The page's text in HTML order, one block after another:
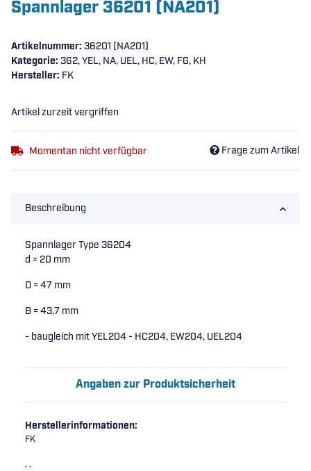
Spannlager 36201 (NA201)
Artikelnummer: 36201 (NA201)
Kategorie: 362, YEL, NA, UEL, HC, EW, FG, KH
Hersteller: FK
Artikel zurzeit vergriffen
Momentan nicht verfügbar Frage zum Artikel
Beschreibung
Spannlager Type 36204
d = 20 mm
D = 47 mm
B = 43,7 mm
- baugleich mit YEL204 - HC204, EW204, UEL204
Angaben zur Produktsicherheit
Herstellerinformationen:
FK
, ,